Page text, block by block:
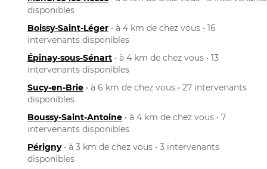
disponibles
Boissy-Saint-Léger • à 4 km de chez vous • 16
intervenants disponibles
Épinay-sous-Sénart • à 4 km de chez vous • 13
intervenants disponibles
Sucy-en-Brie • à 6 km de chez vous • 27 intervenants
disponibles
Boussy-Saint-Antoine • à 4 km de chez vous • 7
intervenants disponibles
Périgny• à 3 km de chez vous • 3 intervenants
disponibles